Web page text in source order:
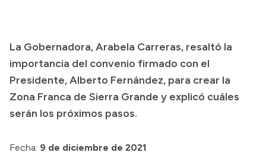
Historia
Geografía
La Gobernadora, Arabela Carreras, resaltó la
importancia del convenio firmado con el
Presidente, Alberto Fernández, para crear la
Zona Franca de Sierra Grande y explicó cuáles
serán los próximos pasos.
Fecha: 9 de diciembre de 2021